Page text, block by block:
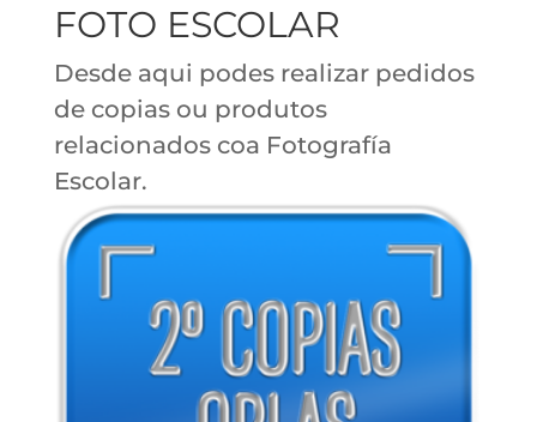
FOTO ESCOLAR
Desde aqui podes realizar pedidos
de copias ou produtos
relacionados coa Fotografía
Escolar.